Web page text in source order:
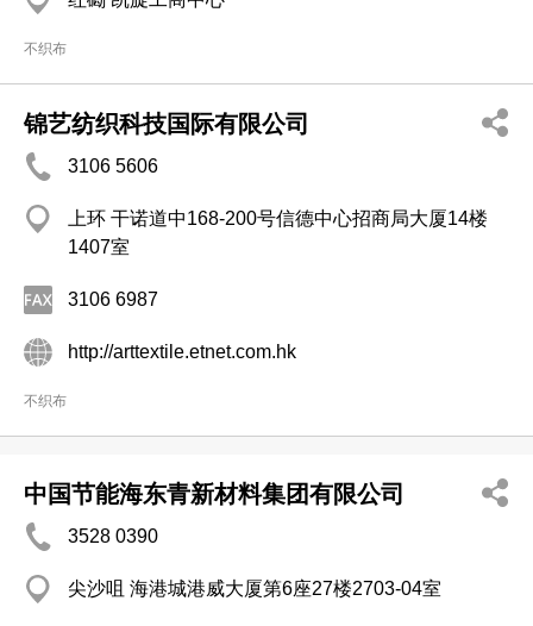
不织布
锦艺纺织科技国际有限公司
3106 5606
上环 干诺道中168-200号信德中心招商局大厦14楼
1407室
3106 6987
http://arttextile.etnet.com.hk
不织布
中国节能海东青新材料集团有限公司
3528 0390
尖沙咀 海港城港威大厦第6座27楼2703-04室